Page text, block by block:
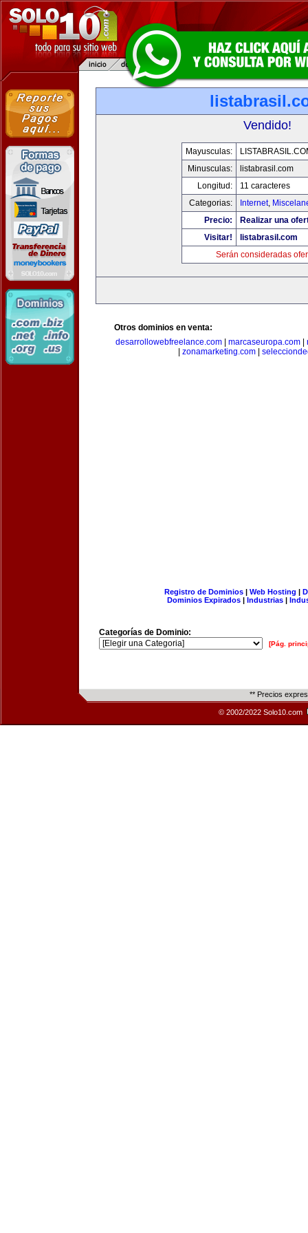
Vendido!
Mayusculas:
Minusculas:
listabrasil.com
Longitud:
11 caracteres
Categorias:
Internet,
Precio:
Realizar una
Visitar!
listabrasil.com
Serán consideradas
Otros dominios en venta:
desarrollowebfreelance.com| marcaseuropa.com|
zonamarketing.com
Registro de Dominios| Web Hosting |
Dominios Expirados | Industrias |
Categorías de Dominio:
[Pág.
** Precios
© 2002/2022 Solo10.com